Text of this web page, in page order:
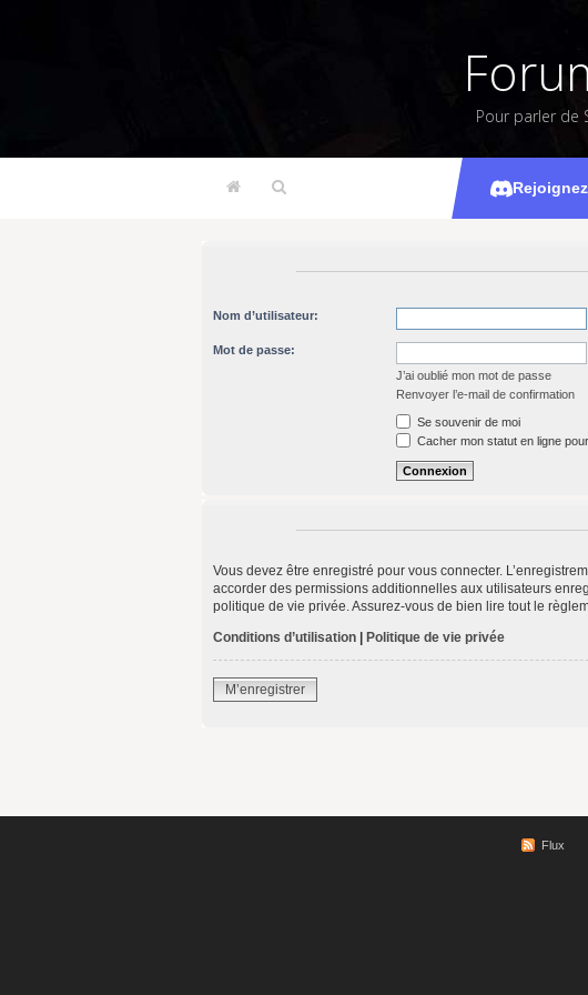
Pour parler de
Nom d’utilisateur:
Mot de passe:
J’ai oublié mon mot de passe
Renvoyer l’e-mail de confirmation
Se souvenir de moi
Cacher mon statut en ligne
Vous devez être enregistré pour vous connecter.
accorder des permissions additionnelles aux utilisateurs
politique de vie privée. Assurez-vous de bien lire tout le
Conditions d’utilisation
Politique de vie privée
M’enregistrer
Flux